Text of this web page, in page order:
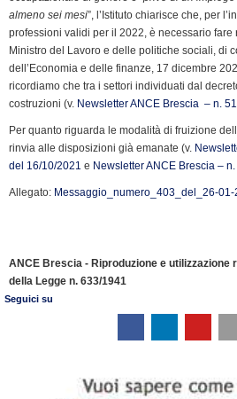
almeno sei mesi”, l’Istituto chiarisce che, per
professioni validi per il 2022, è necessario fare
Ministro del Lavoro e delle politiche sociali, di
dell’Economia e delle finanze, 17 dicembre
ricordiamo che tra i settori individuati dal
costruzioni (v. Newsletter ANCE Brescia – n.
Per quanto riguarda le modalità di fruizione
rinvia alle disposizioni già emanate (v.
del 16/10/2021 e Newsletter ANCE Brescia –
Allegato: Messaggio_numero_403_del_26-01-
ANCE Brescia - Riproduzione e utilizzazione
della Legge n. 633/1941
Seguici su